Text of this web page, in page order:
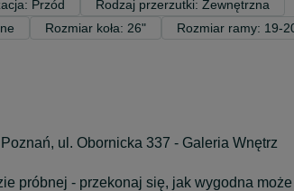
Przód
Rodzaj przerzutki: Zewnętrzna
Rozmiar koła: 26" Rozmiar ramy: 19-
ul. Obornicka 337 - Galeria Wnętrz
próbnej - przekonaj się, jak wygodna